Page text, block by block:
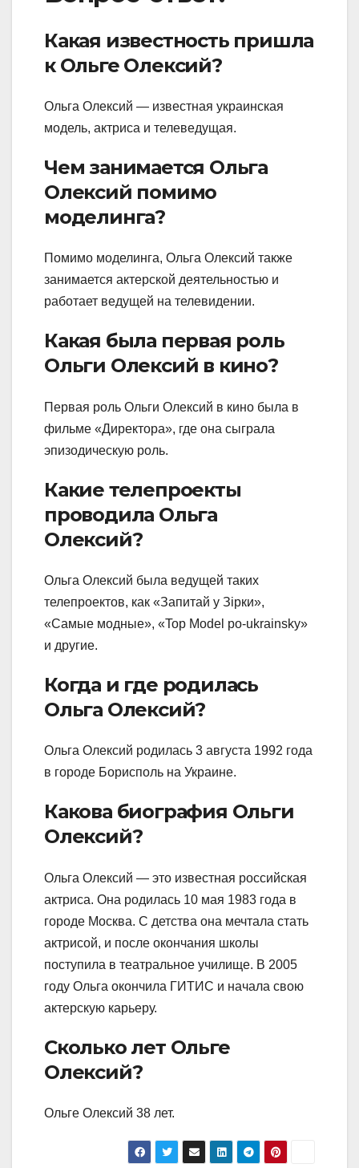
Какая известность пришла
к Ольге Олексий?
Ольга Олексий — известная украинская
модель, актриса и телеведущая.
Чем занимается Ольга
Олексий помимо
моделинга?
Помимо моделинга, Ольга Олексий также
занимается актерской деятельностью и
работает ведущей на телевидении.
Какая была первая роль
Ольги Олексий в кино?
Первая роль Ольги Олексий в кино была в
фильме «Директора», где она сыграла
эпизодическую роль.
Какие телепроекты
проводила Ольга
Олексий?
Ольга Олексий была ведущей таких
телепроектов, как «Запитай у Зірки»,
«Самые модные», «Top Model po-ukrainsky»
и другие.
Когда и где родилась
Ольга Олексий?
Ольга Олексий родилась 3 августа 1992 года
в городе Борисполь на Украине.
Какова биография Ольги
Олексий?
Ольга Олексий — это известная российская
актриса. Она родилась 10 мая 1983 года в
городе Москва. С детства она мечтала стать
актрисой, и после окончания школы
поступила в театральное училище. В 2005
году Ольга окончила ГИТИС и начала свою
актерскую карьеру.
Сколько лет Ольге
Олексий?
Ольге Олексий 38 лет.